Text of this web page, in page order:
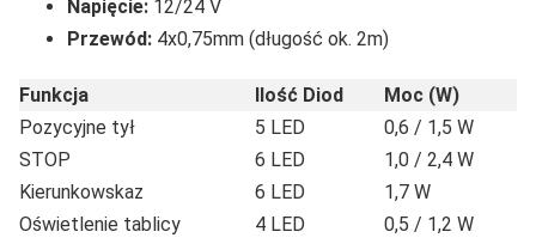
Napięcie: 12/24 V
Przewód: 4x0,75mm (długość ok. 2m)
Funkcja Ilość Diod
Moc (W)
Pozycyjne tył
5 LED
0,6 / 1,5 W
STOP
6 LED
1,0 / 2,4 W
Kierunkowskaz
6 LED
1,7 W
Oświetlenie tablicy
4 LED 0,5 / 1,2 W